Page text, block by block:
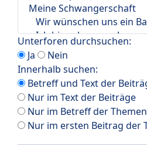
Unterforen durchsuchen:
Ja
Nein
Innerhalb suchen:
Betreff und Text der
Nur im Text der Beiträge
Nur im Betreff der Themen
Nur im ersten Beitrag der